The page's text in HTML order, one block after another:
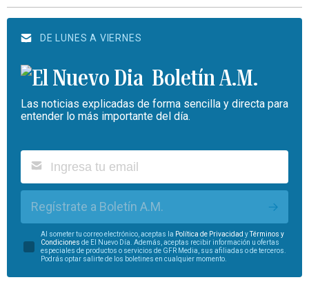
DE LUNES A VIERNES
Boletín A.M.
Las noticias explicadas de forma sencilla y directa para
entender lo más importante del día.
Regístrate a Boletín A.M.
Al someter tu correo electrónico, aceptas la Política de Privacidad yTérminos y
Condiciones de El Nuevo Día. Además, aceptas recibir información u ofertas
especiales de productos o servicios de GFR Media, sus afiliadas o de terceros.
Podrás optar salirte de los boletines en cualquier momento.